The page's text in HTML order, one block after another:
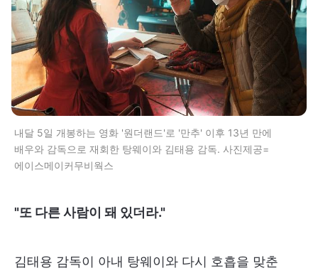
내달 5일 개봉하는 영화 '원더랜드'로 '만추' 이후 13년 만에
배우와 감독으로 재회한 탕웨이와 김태용 감독. 사진제공=
에이스메이커무비웍스
"또 다른 사람이 돼 있더라."
김태용 감독이 아내 탕웨이와 다시 호흡을 맞춘